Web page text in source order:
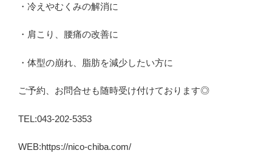
・冷えやむくみの解消に
・肩こり、腰痛の改善に
・体型の崩れ、脂肪を減少したい方に
ご予約、お問合せも随時受け付けております◎
TEL:043-202-5353
WEB:https://nico-chiba.com/